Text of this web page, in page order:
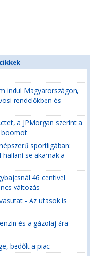
indul Magyarországon,
rendelőkben és
a JPMorgan szerint a
boomot
sportligában:
se akarnak a
46 centivel
változás
- Az utasok is
és a gázolaj ára -
bedőlt a piac